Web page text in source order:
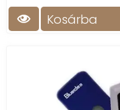
Kosárba